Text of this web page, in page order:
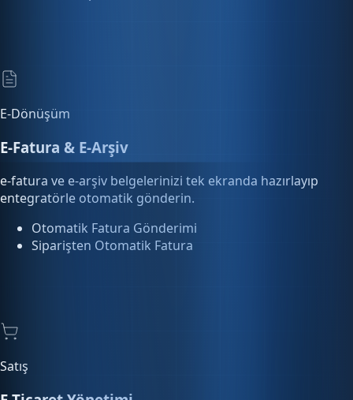
E-Fatura & E-Arşiv
e-fatura ve e-arşiv belgelerinizi tek ekranda hazırlayıp
entegratörle otomatik gönderin.
Otomatik Fatura Gönderimi
Siparişten Otomatik Fatura
E-Ticaret Yönetimi
Tüm pazaryerleri ve kendi mağazanızdaki siparişleri tek
ekrandan yönetin, kargoya verin.